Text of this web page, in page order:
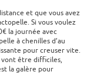
et que vous avez
Si vous voulez
la journée avec
à chenilles d’au
pour creuser vite.
être difficiles,
la galère pour